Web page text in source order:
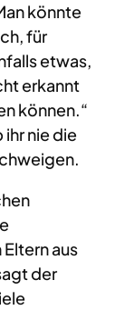
könnte
für
etwas,
erkannt
können.“
ihr nie die
aus
der